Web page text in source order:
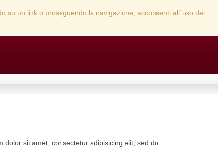
su un link o proseguendo la navigazione, acconsenti all´uso dei
dolor sit amet, consectetur adipisicing elit, sed do